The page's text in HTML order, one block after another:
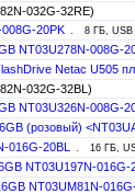
032G-32RE)
20PK 8 ГБ, USB
NT03U278N-008G-
Netac U505
032G-32BL)
NT03U326N-008G-
(розовый)
016G-20BL 16 ГБ,
NT03U197N-016G-
NT03UM81N-